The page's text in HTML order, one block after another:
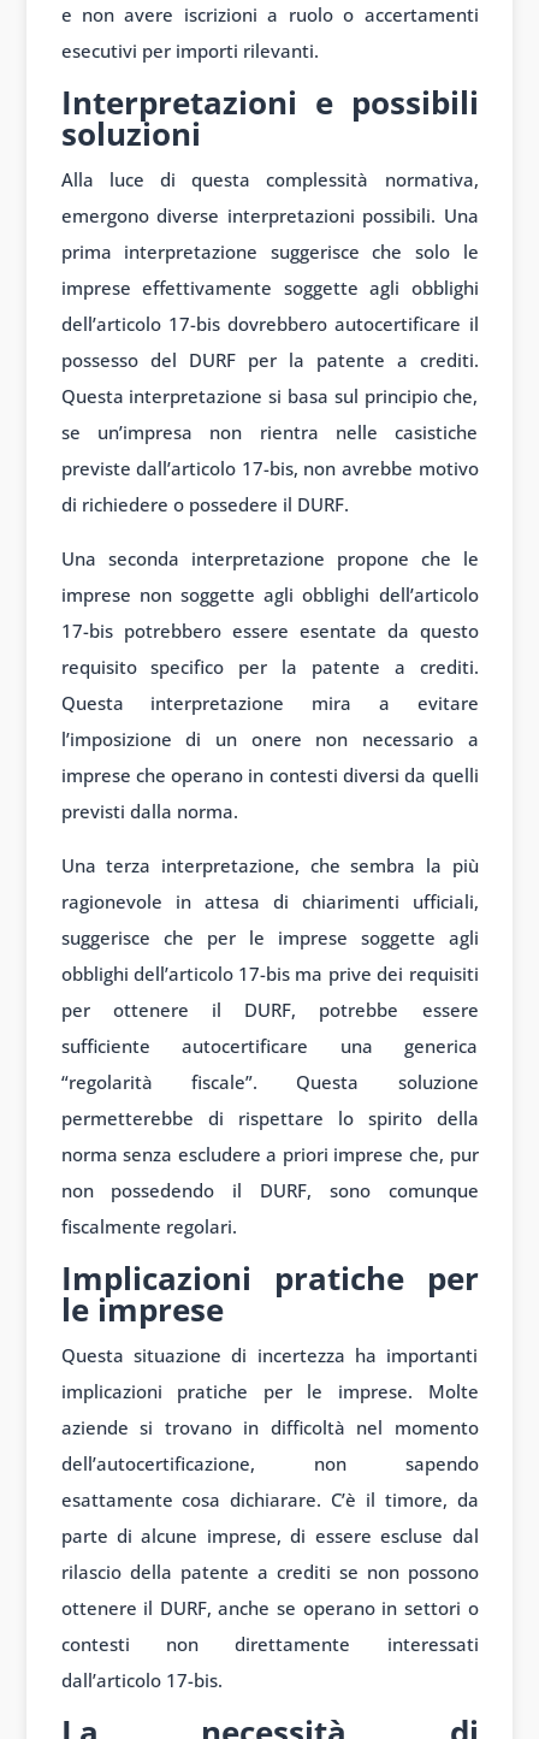
e non avere iscrizioni a ruolo o accertamenti
esecutivi per importi rilevanti.
Interpretazioni e possibili
soluzioni
Alla luce di questa complessità normativa,
emergono diverse interpretazioni possibili. Una
prima interpretazione suggerisce che solo le
imprese effettivamente soggette agli obblighi
dell’articolo 17-bis dovrebbero autocertificare il
possesso del DURF per la patente a crediti.
Questa interpretazione si basa sul principio che,
se un’impresa non rientra nelle casistiche
previste dall’articolo 17-bis, non avrebbe motivo
di richiedere o possedere il DURF.
Una seconda interpretazione propone che le
imprese non soggette agli obblighi dell’articolo
17-bis potrebbero essere esentate da questo
requisito specifico per la patente a crediti.
Questa interpretazione mira a evitare
l’imposizione di un onere non necessario a
imprese che operano in contesti diversi da quelli
previsti dalla norma.
Una terza interpretazione, che sembra la più
ragionevole in attesa di chiarimenti ufficiali,
suggerisce che per le imprese soggette agli
obblighi dell’articolo 17-bis ma prive dei requisiti
per ottenere il DURF, potrebbe essere
sufficiente autocertificare una generica
“regolarità fiscale”. Questa soluzione
permetterebbe di rispettare lo spirito della
norma senza escludere a priori imprese che, pur
non possedendo il DURF, sono comunque
fiscalmente regolari.
Implicazioni pratiche per
le imprese
Questa situazione di incertezza ha importanti
implicazioni pratiche per le imprese. Molte
aziende si trovano in difficoltà nel momento
dell’autocertificazione, non sapendo
esattamente cosa dichiarare. C’è il timore, da
parte di alcune imprese, di essere escluse dal
rilascio della patente a crediti se non possono
ottenere il DURF, anche se operano in settori o
contesti non direttamente interessati
dall’articolo 17-bis.